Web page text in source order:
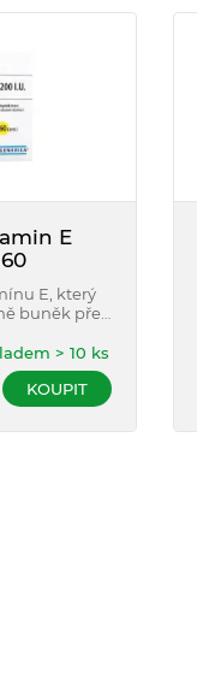
E
E, který
buněk před
> 10 ks
KOUPIT